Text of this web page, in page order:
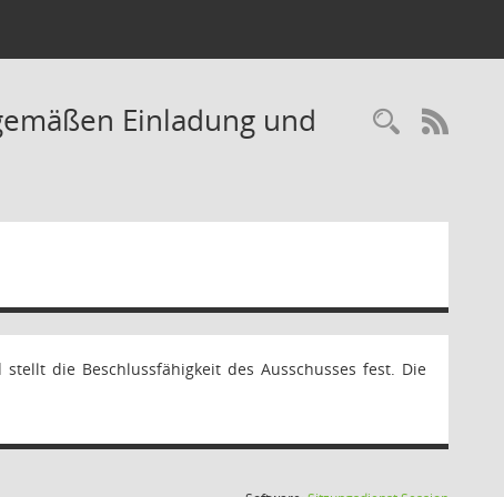
Einladung und
die Beschlussfähigkeit des Ausschusses fest. Die